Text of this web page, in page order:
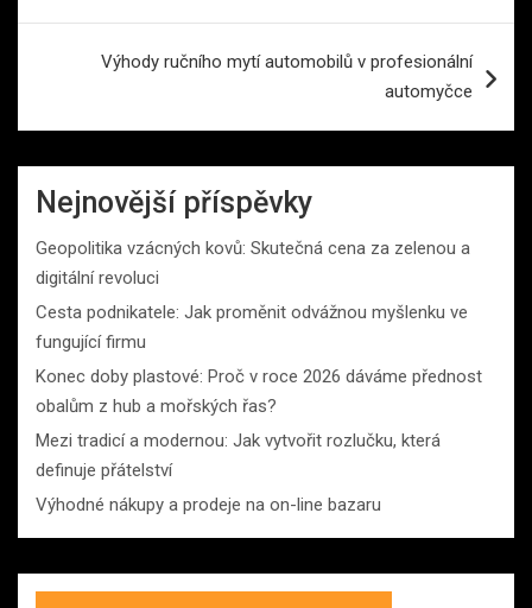
Výhody ručního mytí automobilů v profesionální
automyčce
Nejnovější příspěvky
Geopolitika vzácných kovů: Skutečná cena za zelenou a
digitální revoluci
Cesta podnikatele: Jak proměnit odvážnou myšlenku ve
fungující firmu
Konec doby plastové: Proč v roce 2026 dáváme přednost
obalům z hub a mořských řas?
Mezi tradicí a modernou: Jak vytvořit rozlučku, která
definuje přátelství
Výhodné nákupy a prodeje na on-line bazaru